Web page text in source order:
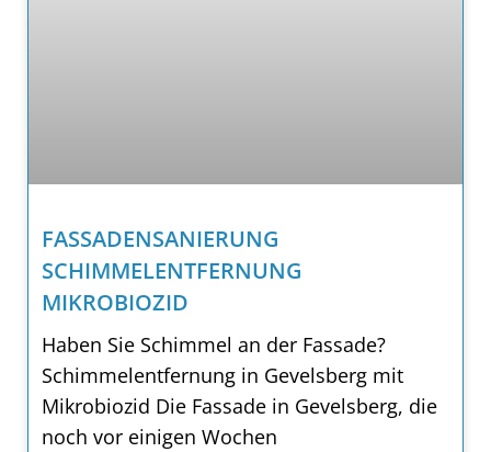
FASSADENSANIERUNG
SCHIMMELENTFERNUNG
MIKROBIOZID
Haben Sie Schimmel an der Fassade?
Schimmelentfernung in Gevelsberg mit
Mikrobiozid Die Fassade in Gevelsberg, die
noch vor einigen Wochen